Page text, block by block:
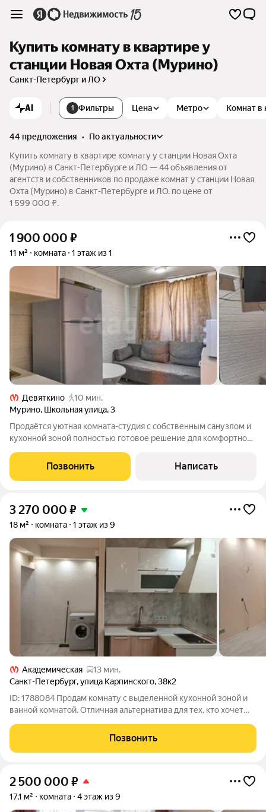
Купить комнату в квартире у
станции Новая Охта (Мурино)
Санкт-Петербург и ЛО
AI 1 Фильтры Цена Метро Комнат в
44 предложения •
по актуальности
Купить комнату в квартире комнату у станции Новая Охта
(Мурино) в Санкт-Петербурге и ЛО — 44 объявления от
агентств и собственников по продаже комнат у станции Новая
Охта (Мурино) в Санкт-Петербурге и ЛО. по цене от
1 599 000 ₽.
1 900 000 ₽
11 м² комната 1 этаж из 1
Девяткино
10 мин.
Мурино, Школьная улица,3
Продаётся уютная комната-студия с собственным санузлом и
кухонной зоной полностью готовое решение для комфортной
что обеспечивает дополнительное ощущение приватности и
Позвонить Написать
3 270 000 ₽
18 м² комната 1 этаж из 9
Академическая
13 мин.
Санкт-Петербург,улица Карпинского,38к2
ID: 1788084 Продам комнату с выделенной кухонной зоной и
ванной комнатой. Отличная альтернатива для тех, кто хочет
выходят во двор. Приличные соседи. Ипотека не подходит.
Просмотры по
Позвонить
2 500 000 ₽
17,1 м² комната 4 этаж из 9